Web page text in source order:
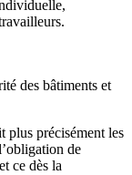
des bâtiments et
plus précisément les
de
ce dès la